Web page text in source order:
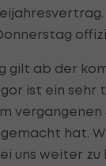
gilt ab der
ist ein
vergangenen
hat.
uns weiter